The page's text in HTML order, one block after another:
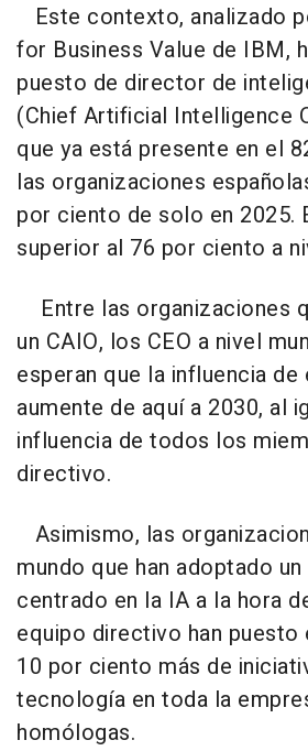
Este contexto, analizado
for Business Value de IBM,
puesto de director de
(Chief Artificial Intelligence
que ya está presente en el
las organizaciones
por ciento de solo en 2025.
superior al 76 por ciento a
Entre las organizaciones
un CAIO, los CEO a nivel
esperan que la influencia
aumente de aquí a 2030, al
influencia de todos los
directivo.
Asimismo, las
mundo que han adoptado
centrado en la IA a la hora
equipo directivo han puesto
10 por ciento más de
tecnología en toda la
homólogas.